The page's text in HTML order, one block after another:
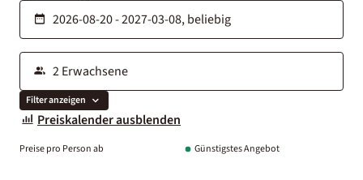
Filter anzeigen
Preiskalender ausblenden
Preise pro Person ab Günstigstes Angebot